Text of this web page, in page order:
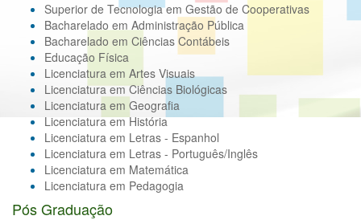
Superior de Tecnologia em Gestão de Cooperativas
Bacharelado em Administração Pública
Bacharelado em Ciências Contábeis
Educação Física
Licenciatura em Artes Visuais
Licenciatura em Ciências Biológicas
Licenciatura em Geografia
Licenciatura em História
Licenciatura em Letras - Espanhol
Licenciatura em Letras - Português/Inglês
Licenciatura em Matemática
Licenciatura em Pedagogia
Pós Graduação